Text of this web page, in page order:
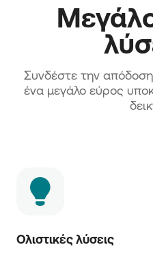
Συνδέστε την
ένα μεγάλο εύρος
Ολιστικές λύσεις